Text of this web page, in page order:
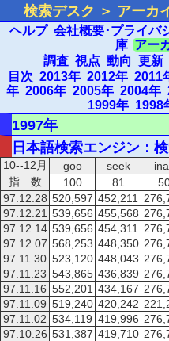
検索デスク ＞ アーカ
ヘルプ 会社概要･プライバ
庫 アー
調査 視点 動向 更新
目次 2013年 2012年 2011
年 2006年 2005年 2004年
1999年 1998
1997年
日本語検索エンジン：
10--12月 goo seek
指 数
100 81
97.12.28 520,597 452,211
97.12.21 539,656 455,568
97.12.14 539,656 454,311
97.12.07 568,253 448,350
97.11.30 523,120 448,043
97.11.23 543,865 436,839
97.11.16 552,201 434,167
97.11.09 519,240 420,242
97.11.02 534,119 419,996
97.10.26 531,387 419,710